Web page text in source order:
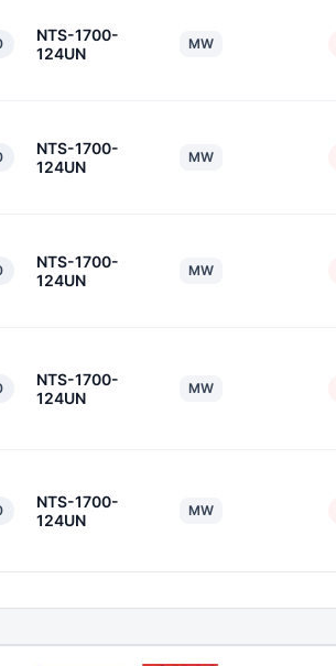
NTS-1700-
124UN
MW
NTS-1700-
124UN
MW
NTS-1700-
124UN
MW
NTS-1700-
124UN
MW
NTS-1700-
124UN
MW